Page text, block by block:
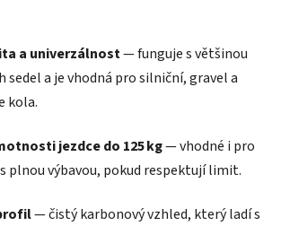
a univerzálnost— funguje s většinou
sedel a je vhodná pro silniční, gravel a
kola.
jezdce do 125 kg— vhodné i pro
plnou výbavou, pokud respektují limit.
— čistý karbonový vzhled, který ladí s